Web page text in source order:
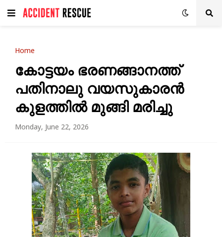
Home
കോട്ടയം ഭരണങ്ങാനത്ത്
പതിനാലു വയസുകാരൻ
കുളത്തിൽ മുങ്ങി മരിച്ചു
Monday, June 22, 2026